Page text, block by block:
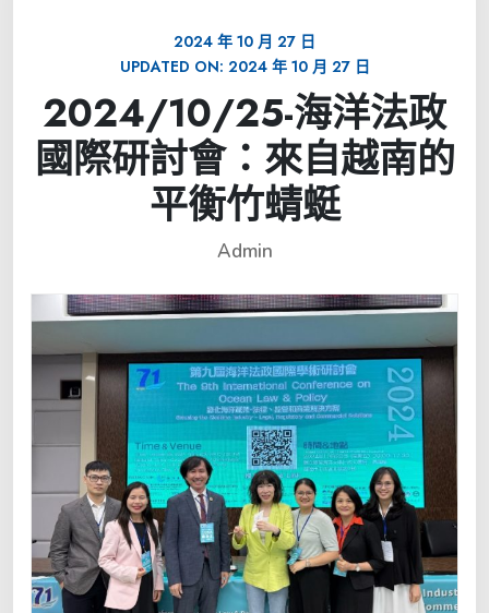
2024 年 10 月 27 日
UPDATED ON: 2024 年 10 月 27 日
2024/10/25-海洋法政
國際研討會：來自越南的
平衡竹蜻蜓
Admin